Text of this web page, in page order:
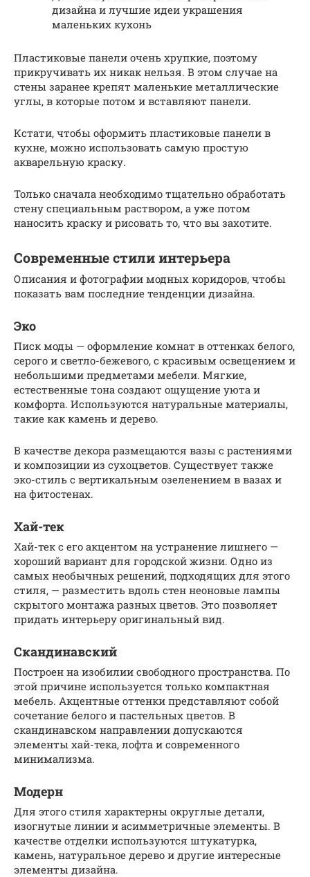
дизайна и лучшие идеи украшения
маленьких кухонь
Пластиковые панели очень хрупкие, поэтому
прикручивать их никак нельзя. В этом случае на
стены заранее крепят маленькие металлические
углы, в которые потом и вставляют панели.
Кстати, чтобы оформить пластиковые панели в
кухне, можно использовать самую простую
акварельную краску.
Только сначала необходимо тщательно обработать
стену специальным раствором, а уже потом
наносить краску и рисовать то, что вы захотите.
Современные стили интерьера
Описания и фотографии модных коридоров, чтобы
показать вам последние тенденции дизайна.
Эко
Писк моды — оформление комнат в оттенках белого,
серого и светло-бежевого, с красивым освещением и
небольшими предметами мебели. Мягкие,
естественные тона создают ощущение уюта и
комфорта. Используются натуральные материалы,
такие как камень и дерево.
В качестве декора размещаются вазы с растениями
и композиции из сухоцветов. Существует также
эко-стиль с вертикальным озеленением в вазах и
на фитостенах.
Хай-тек
Хай-тек с его акцентом на устранение лишнего —
хороший вариант для городской жизни. Одно из
самых необычных решений, подходящих для этого
стиля, — разместить вдоль стен неоновые лампы
скрытого монтажа разных цветов. Это позволяет
придать интерьеру оригинальный вид.
Скандинавский
Построен на изобилии свободного пространства. По
этой причине используется только компактная
мебель. Акцентные оттенки представляют собой
сочетание белого и пастельных цветов. В
скандинавском направлении допускаются
элементы хай-тека, лофта и современного
минимализма.
Модерн
Для этого стиля характерны округлые детали,
изогнутые линии и асимметричные элементы. В
качестве отделки используются штукатурка,
камень, натуральное дерево и другие интересные
элементы дизайна.